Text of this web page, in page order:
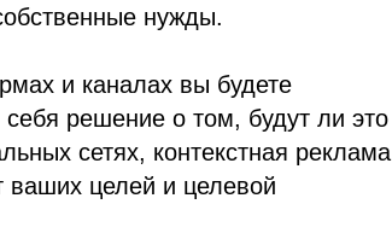
нужды.
и каналах вы будете
решение о том, будут ли это
сетях, контекстная реклама
ваших целей и целевой